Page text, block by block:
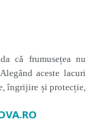
că frumusețea nu
aceste lacuri
îngrijire și protecție,